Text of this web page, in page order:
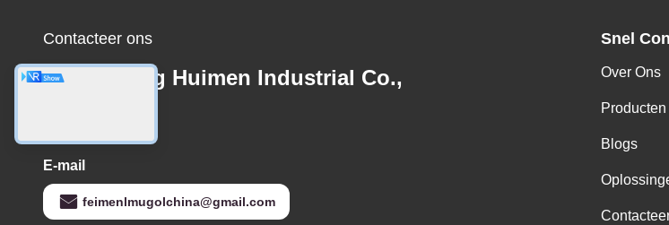
Contacteer ons
Guangdong Huimen Industrial Co.,
E-mail
feimenlmugolchina@gmail.com
Snel
Over Ons
Producten
Blogs